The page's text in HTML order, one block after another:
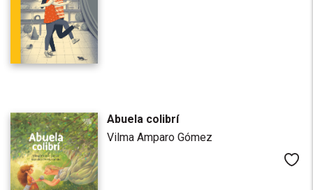
Abuela colibrí
Vilma Amparo Gómez